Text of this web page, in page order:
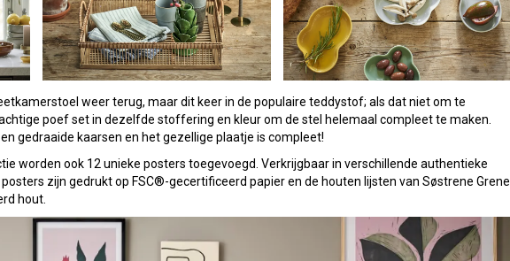
weer terug, maar dit keer in de populaire teddystof; als dat niet om te
poef set in dezelfde stoffering en kleur om de stel helemaal compleet te maken.
gedraaide kaarsen en het gezellige plaatje is compleet!
worden ook 12 unieke posters toegevoegd. Verkrijgbaar in verschillende authentieke
zijn gedrukt op FSC®-gecertificeerd papier en de houten lijsten van Søstrene Grene
hout.